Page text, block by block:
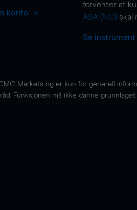
konto
forventer at
ASA (NO) skal
Se instrument
Markets og er kun for generell
Funksjonen må ikke danne